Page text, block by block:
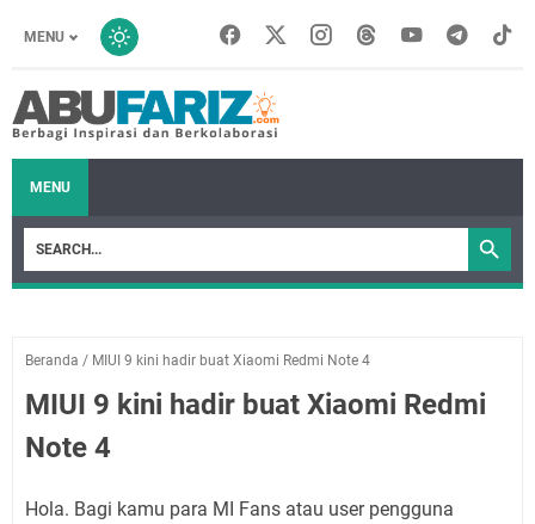
MENU
MENU
Beranda / MIUI 9 kini hadir buat Xiaomi Redmi Note 4
MIUI 9 kini hadir buat Xiaomi Redmi
Note 4
Hola. Bagi kamu para MI Fans atau user pengguna